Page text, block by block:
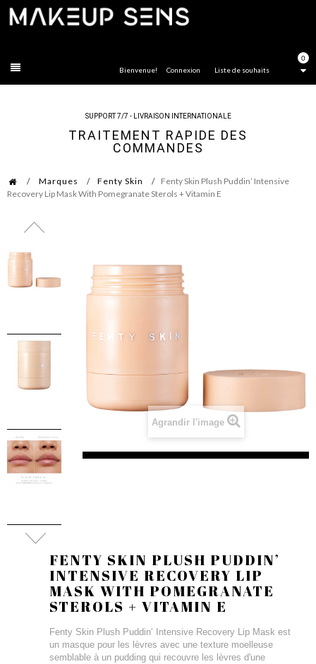
0
Liste de souhaits
Bienvenue! Connexion
SUPPORT 7/7 - LIVRAISON INTERNATIONALE
TRAITEMENT RAPIDE DES
COMMANDES
Marques Fenty Skin
Fenty Skin Plush Puddin’ Intensive
Recovery Lip Mask With Pomegranate Sterols + Vitamin E
Agrandir l'image
FENTY SKIN PLUSH PUDDIN’
INTENSIVE RECOVERY LIP
MASK WITH POMEGRANATE
STEROLS + VITAMIN E
Fenty Skin Plush Puddin’ Intensive Recovery Lip Mask est
un masque pour les lèvres avec une texture moelleuse
semblable à un pudding qui recouvre les lèvres d'une